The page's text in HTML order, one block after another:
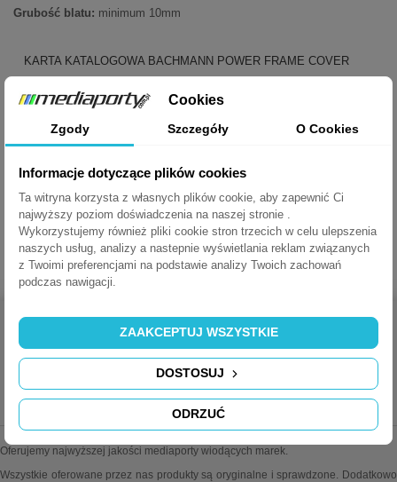
Grubość blatu: minimum 10mm
KARTA KATALOGOWA BACHMANN POWER FRAME COVER
POBIERZ
Power Frame Cover - instrukcja
POBIERZ (373.92K)
MEDIAPORTY.COM.PL
Oferujemy najwyższej jakości mediaporty wiodących marek.
Wszystkie oferowane przez nas produkty są oryginalne i sprawdzone. Dodatkowo
Cookies
Zgody Szczegóły O Cookies
Informacje dotyczące plików cookies
Ta witryna korzysta z własnych plików cookie, aby zapewnić Ci
najwyższy poziom doświadczenia na naszej stronie .
Wykorzystujemy również pliki cookie stron trzecich w celu ulepszenia
naszych usług, analizy a nastepnie wyświetlania reklam związanych
z Twoimi preferencjami na podstawie analizy Twoich zachowań
podczas nawigacji.
ODRZUĆ
DOSTOSUJ
ZAAKCEPTUJ WSZYSTKIE